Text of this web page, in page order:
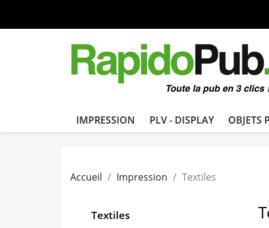
IMPRESSION PLV - DISPLAY OBJETS
Accueil Impression Textiles
Textiles